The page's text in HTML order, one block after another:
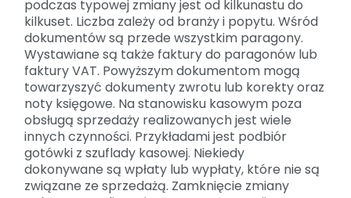
podczas typowej zmiany jest od kilkunastu do
kilkuset. Liczba zależy od branży i popytu. Wśród
dokumentów są przede wszystkim paragony.
Wystawiane są także faktury do paragonów lub
faktury VAT. Powyższym dokumentom mogą
towarzyszyć dokumenty zwrotu lub korekty oraz
noty księgowe. Na stanowisku kasowym poza
obsługą sprzedaży realizowanych jest wiele
innych czynności. Przykładami jest podbiór
gotówki z szuflady kasowej. Niekiedy
dokonywane są wpłaty lub wypłaty, które nie są
związane ze sprzedażą. Zamknięcie zmiany